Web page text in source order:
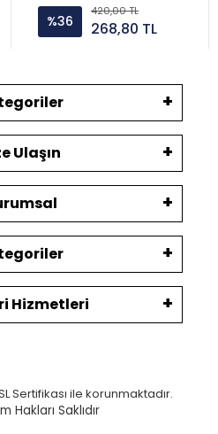
%36
420,00 TL
268,80 TL
Ulaşın
Hizmetleri
Sertifikası ile korunmaktadır.
Hakları Saklıdır